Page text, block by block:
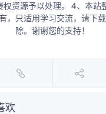
权资源予以处理。 4、本站
，只适用学习交流，请下
除。谢谢您的支持！
欢